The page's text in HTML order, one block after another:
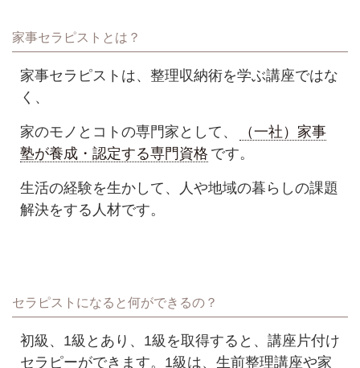
家事セラピストとは？
家事セラピストは、整理収納術を学ぶ講座ではな
く、
家のモノとコトの専門家として、
（一社）家事
塾が養成・認定する専門資格 です。
生活の経験を生かして、人や地域の暮らしの課題
解決をする人材です。
セラピストになると何ができるの？
初級、1級とあり、1級を取得すると、講座片付け
セラピーができます。1級は、生前整理講座や家